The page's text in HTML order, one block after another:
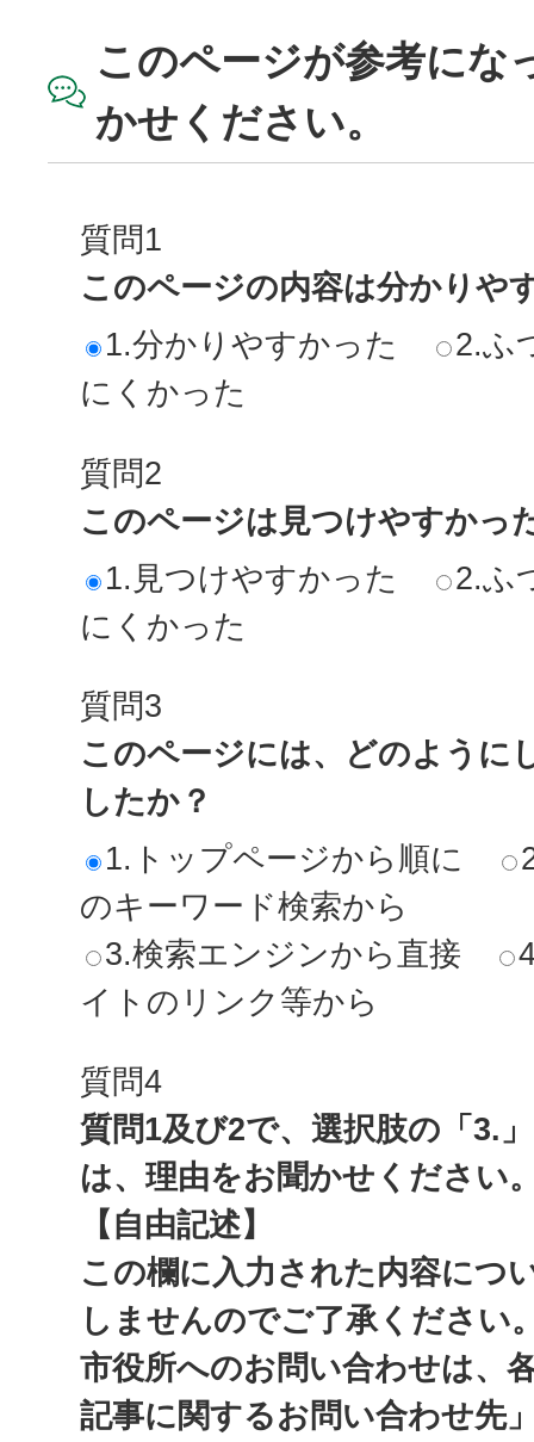
このページが参考にな
かせください。
質問1
このページの内容は分かりや
1.分かりやすかった
2.ふ
にくかった
質問2
このページは見つけやすかっ
1.見つけやすかった
2.ふ
にくかった
質問3
このページには、どのように
したか？
1.トップページから順に
のキーワード検索から
3.検索エンジンから直接
イトのリンク等から
質問4
質問1及び2で、選択肢の「3.
は、理由をお聞かせください
【自由記述】
この欄に入力された内容につ
しませんのでご了承ください
市役所へのお問い合わせは、
記事に関するお問い合わせ先